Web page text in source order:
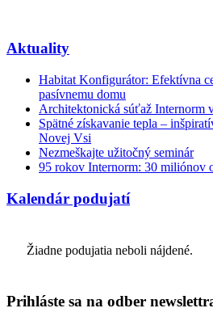
Aktuality
Habitat Konfigurátor: Efektívna
pasívnemu domu
Architektonická súťaž Internorm
Spätné získavanie tepla –
Novej Vsi
Nezmeškajte užitočný seminár
95 rokov Internorm: 30 miliónov
Kalendár podujatí
Žiadne podujatia neboli nájdené.
Prihláste sa na odber